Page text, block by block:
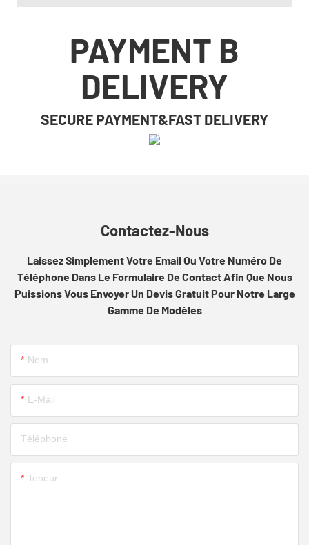
PAYMENT B
DELIVERY
SECURE PAYMENT&FAST DELIVERY
Contactez-Nous
Laissez Simplement Votre Email Ou Votre Numéro De
Téléphone Dans Le Formulaire De Contact Afin Que Nous
Puissions Vous Envoyer Un Devis Gratuit Pour Notre Large
Gamme De Modèles
Nom
E-Mail
Téléphone
Teneur